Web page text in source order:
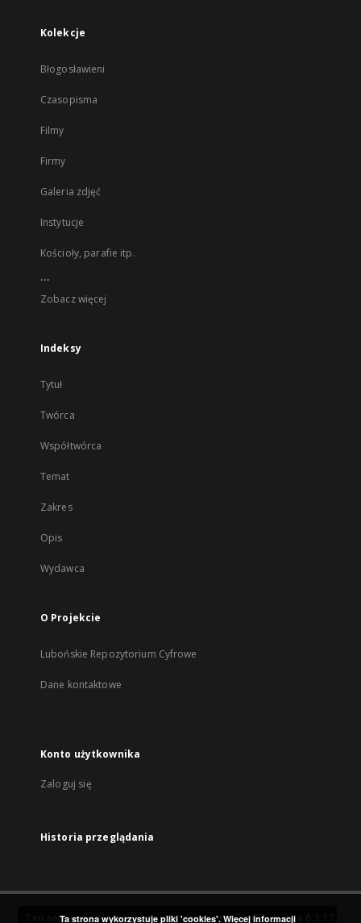
Kolekcje
Błogosławieni
Czasopisma
Filmy
Firmy
Galeria zdjęć
Instytucje
Kościoły, parafie itp.
...
Zobacz więcej
Indeksy
Tytuł
Twórca
Współtwórca
Temat
Zakres
Opis
Wydawca
O Projekcie
Lubońskie Repozytorium Cyfrowe
Dane kontaktowe
Konto użytkownika
Zaloguj się
Historia przeglądania
Ten serwis działa dzięki oprogramowaniuDInGO dLibra 6.3.17
Ta strona wykorzystuje pliki 'cookies'. Więcej informacji